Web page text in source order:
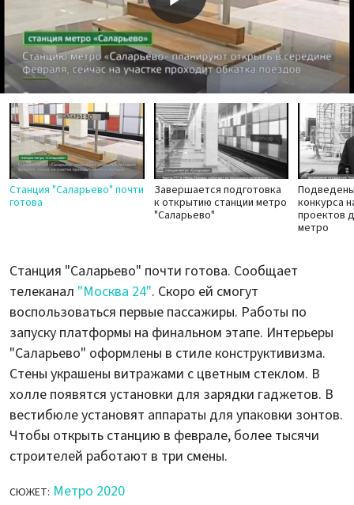
Play
Video
Станция "Саларьево" почти
готова
Завершается подготовка
к открытию станции метро
"Саларьево"
конкурса
проектов
метро
Станция "Саларьево" почти готова. Сообщает
телеканал "Москва 24". Скоро ей смогут
воспользоваться первые пассажиры. Работы по
запуску платформы на финальном этапе. Интерьеры
"Саларьево" оформлены в стиле конструктивизма.
Стены украшены витражами с цветным стеклом. В
холле появятся установки для зарядки гаджетов. В
вестибюле установят аппараты для упаковки зонтов.
Чтобы открыть станцию в феврале, более тысячи
строителей работают в три смены.
СЮЖЕТ: Метро 2020